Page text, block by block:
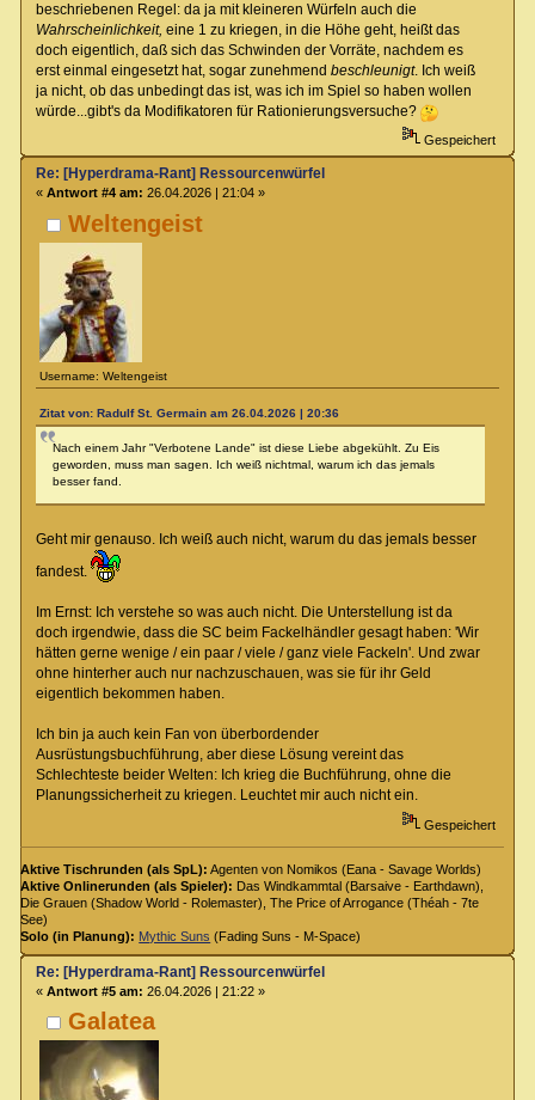
beschriebenen Regel: da ja mit kleineren Würfeln auch die
Wahrscheinlichkeit, eine 1 zu kriegen, in die Höhe geht, heißt das
doch eigentlich, daß sich das Schwinden der Vorräte, nachdem es
erst einmal eingesetzt hat, sogar zunehmend beschleunigt. Ich weiß
ja nicht, ob das unbedingt das ist, was ich im Spiel so haben wollen
würde...gibt's da Modifikatoren für Rationierungsversuche?
Gespeichert
Weltengeist
Username: Weltengeist
Re: [Hyperdrama-Rant] Ressourcenwürfel
« Antwort #4 am: 26.04.2026 | 21:04 »
Zitat von: Radulf St. Germain am 26.04.2026 | 20:36
Nach einem Jahr "Verbotene Lande" ist diese Liebe abgekühlt. Zu Eis
geworden, muss man sagen. Ich weiß nichtmal, warum ich das jemals
besser fand.
Geht mir genauso. Ich weiß auch nicht, warum du das jemals besser
fandest.
Im Ernst: Ich verstehe so was auch nicht. Die Unterstellung ist da
doch irgendwie, dass die SC beim Fackelhändler gesagt haben: 'Wir
hätten gerne wenige / ein paar / viele / ganz viele Fackeln'. Und zwar
ohne hinterher auch nur nachzuschauen, was sie für ihr Geld
eigentlich bekommen haben.
Ich bin ja auch kein Fan von überbordender
Ausrüstungsbuchführung, aber diese Lösung vereint das
Schlechteste beider Welten: Ich krieg die Buchführung, ohne die
Planungssicherheit zu kriegen. Leuchtet mir auch nicht ein.
Gespeichert
Aktive Tischrunden (als SpL): Agenten von Nomikos (Eana - Savage Worlds)
Aktive Onlinerunden (als Spieler): Das Windkammtal (Barsaive - Earthdawn),
Die Grauen (Shadow World - Rolemaster), The Price of Arrogance (Théah - 7te
See)
Solo (in Planung): Mythic Suns (Fading Suns - M-Space)
Galatea
Re: [Hyperdrama-Rant] Ressourcenwürfel
« Antwort #5 am: 26.04.2026 | 21:22 »